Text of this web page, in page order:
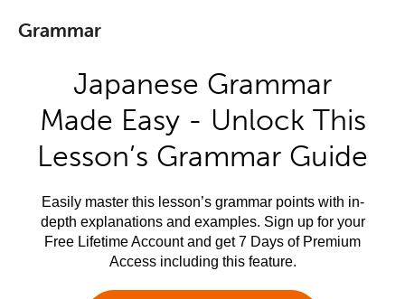
Grammar
Japanese Grammar
Made Easy - Unlock This
Lesson’s Grammar Guide
Easily master this lesson’s grammar points with in-
depth explanations and examples. Sign up for your
Free Lifetime Account and get 7 Days of Premium
Access including this feature.